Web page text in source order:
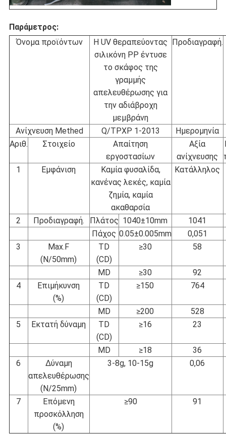
Παράμετρος:
Όνομα προϊόντων
Η UV θεραπεύοντας
σιλικόνη PP έντυσε
το σκάφος της
γραμμής
απελευθέρωσης για
την αδιάβροχη
μεμβράνη
Προδιαγραφή.
Ανίχνευση Methed Q/TPXP 1-2013
Ημερομηνία
Αριθ.
Στοιχείο
Απαίτηση
εργοστασίων
Αξία
ανίχνευσης
1
Εμφάνιση
Καμία φυσαλίδα,
κανένας λεκές, καμία
ζημία, καμία
ακαθαρσία
Κατάλληλος
2 Προδιαγραφή. Πλάτος 1040±10mm
1041
Πάχος 0.05±0.005mm
0,051
3
Max.F
(N/50mm)
TD
(CD)
≥30 58
MD ≥30
92
4
Επιμήκυνση
(%)
TD
(CD)
≥150 764
MD ≥200
528
5
Εκτατή δύναμη
TD
(CD)
≥16 23
MD ≥18
36
6
Δύναμη
απελευθέρωσης
(N/25mm)
3-8g, 10-15g 0,06
7
Επόμενη
προσκόλληση
(%)
≥90 91